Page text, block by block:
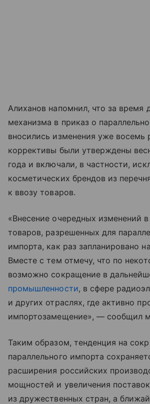
Алиханов напомнил, что за время
механизма в приказ о
вносились изменения уже восемь
коррективы были утверждены
года и включали, в частности,
косметических брендов из
к ввозу товаров.
«Внесение очередных изменений в
товаров, разрешенных для
импорта, как раз запланировано
Вместе с тем отмечу, что по
возможно сокращение в
промышленности, в сфере
и других отраслях, где активно
импортозамещение», — сообщил
Таким образом, тенденция на
параллельного импорта
расширения российских
мощностей и увеличения
из дружественных стран, а